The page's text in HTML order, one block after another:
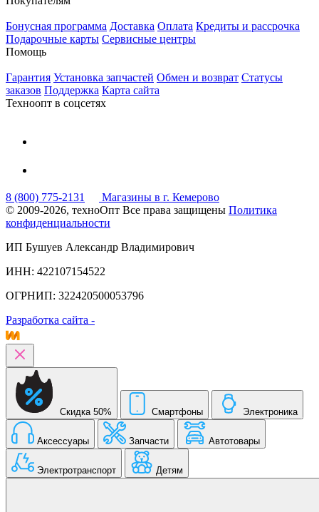
Бонусная программа Доставка Оплата Кредиты и рассрочка
Подарочные карты Сервисные центры
Помощь
Гарантия Установка запчастей Обмен и возврат Статусы
заказов Поддержка Карта сайта
Техноопт в соцсетях
8 (800) 775-2131
Магазины в г. Кемерово
© 2009-2026, техноОпт Все права защищены Политика
конфиденциальности
ИП Бушуев Александр Владимирович
ИНН: 422107154522
ОГРНИП: 322420500053796
Разработка сайта -
Скидка 50% Смартфоны Электроника
Аксессуары Запчасти Автотовары
Электротранспорт Детям